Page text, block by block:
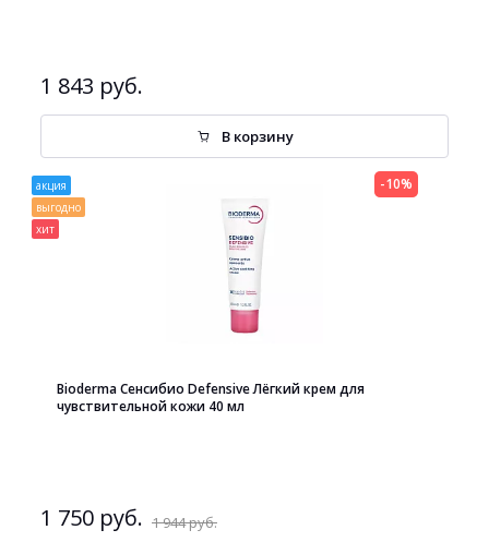
1 843 руб.
В корзину
акция
выгодно
хит
Bioderma Сенсибио Defensive Лёгкий крем для
чувствительной кожи 40 мл
1 750 руб. 1 944 руб.
-10%